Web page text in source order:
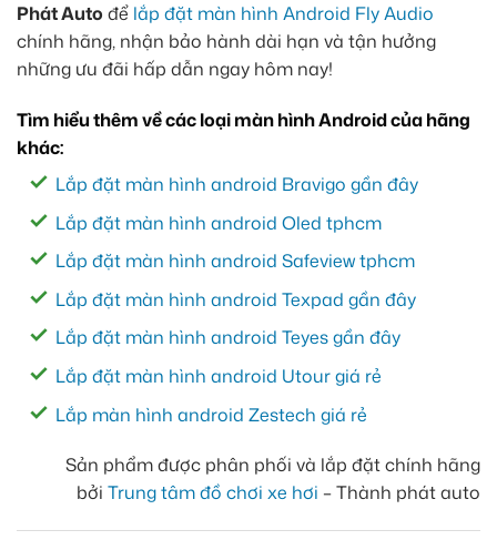
Phát Auto để lắp đặt màn hình Android Fly Audio
chính hãng, nhận bảo hành dài hạn và tận hưởng
những ưu đãi hấp dẫn ngay hôm nay!
Tìm hiểu thêm về các loại màn hình Android của hãng
khác:
Lắp đặt màn hình android Bravigo gần đây
Lắp đặt màn hình android Oled tphcm
Lắp đặt màn hình android Safeview tphcm
Lắp đặt màn hình android Texpad gần đây
Lắp đặt màn hình android Teyes gần đây
Lắp đặt màn hình android Utour giá rẻ
Lắp màn hình android Zestech giá rẻ
Sản phẩm được phân phối và lắp đặt chính hãng
bởi Trung tâm đồ chơi xe hơi – Thành phát auto